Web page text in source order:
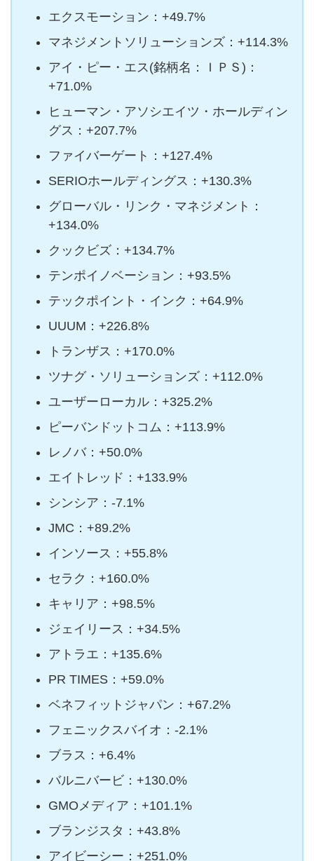
エクスモーション：+49.7%
マネジメントソリューションズ：+114.3%
アイ・ピー・エス(銘柄名：ＩＰＳ)：
+71.0%
ヒューマン・アソシエイツ・ホールディン
グス：+207.7%
ファイバーゲート：+127.4%
SERIOホールディングス：+130.3%
グローバル・リンク・マネジメント：
+134.0%
クックビズ：+134.7%
テンポイノベーション：+93.5%
テックポイント・インク：+64.9%
UUUM：+226.8%
トランザス：+170.0%
ツナグ・ソリューションズ：+112.0%
ユーザーローカル：+325.2%
ピーバンドットコム：+113.9%
レノバ：+50.0%
エイトレッド：+133.9%
シンシア：-7.1%
JMC：+89.2%
インソース：+55.8%
セラク：+160.0%
キャリア：+98.5%
ジェイリース：+34.5%
アトラエ：+135.6%
PR TIMES：+59.0%
ベネフィットジャパン：+67.2%
フェニックスバイオ：-2.1%
ブラス：+6.4%
バルニバービ：+130.0%
GMOメディア：+101.1%
ブランジスタ：+43.8%
アイビーシー：+251.0%